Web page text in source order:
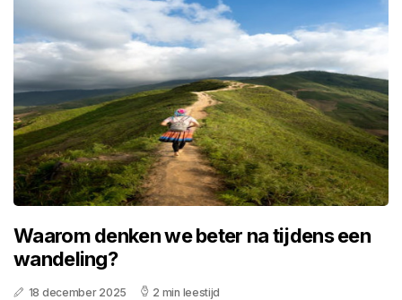
Waarom denken we beter na tijdens een
wandeling?
18 december 2025 2 min leestijd